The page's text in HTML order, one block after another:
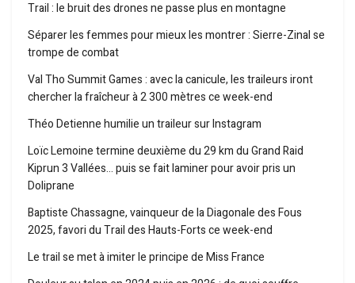
Trail : le bruit des drones ne passe plus en montagne
Séparer les femmes pour mieux les montrer : Sierre-Zinal se
trompe de combat
Val Tho Summit Games : avec la canicule, les traileurs iront
chercher la fraîcheur à 2 300 mètres ce week-end
Théo Detienne humilie un traileur sur Instagram
Loïc Lemoine termine deuxième du 29 km du Grand Raid
Kiprun 3 Vallées… puis se fait laminer pour avoir pris un
Doliprane
Baptiste Chassagne, vainqueur de la Diagonale des Fous
2025, favori du Trail des Hauts-Forts ce week-end
Le trail se met à imiter le principe de Miss France